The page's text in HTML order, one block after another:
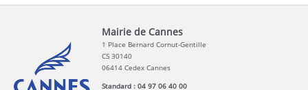
Mairie de Cannes
1 Place Bernard Cornut-Gentille
CS 30140
06414 Cedex Cannes
Standard : 04 97 06 40 00